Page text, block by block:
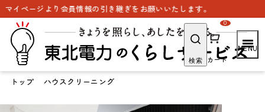
情報の引き継ぎをお願いいたします。
検索 カート
0
トップ ハウスクリーニング